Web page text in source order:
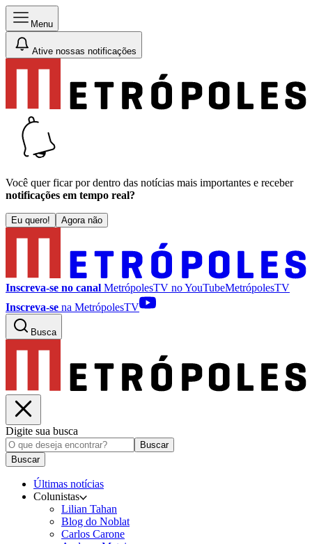
Menu
Ative nossas notificações
Você quer ficar por dentro das notícias mais importantes e receber
notificações em tempo real?
Eu quero! Agora não
Inscreva-se no canal MetrópolesTV noYouTubeMetrópolesTV
Inscreva-se na MetrópolesTV
Busca
Digite sua busca
Buscar
Buscar
Últimas notícias
Colunistas
Lilian Tahan
Blog do Noblat
Carlos Carone